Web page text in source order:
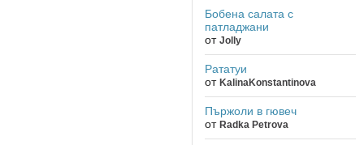
Бобена салата с
патладжани
от Jolly
Рататуи
от KalinaKonstantinova
Пържоли в гювеч
от Radka Petrova